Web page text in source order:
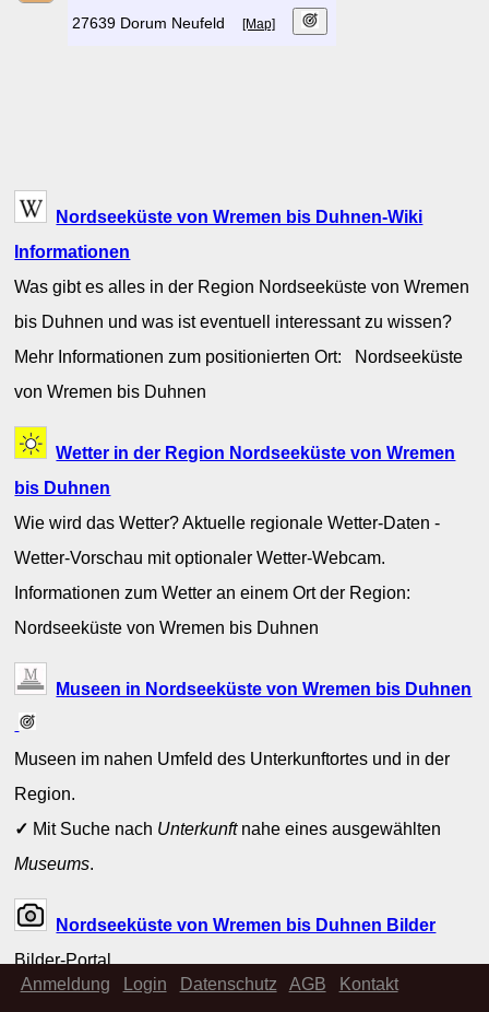
27639 Dorum Neufeld[Map]
Nordseeküste von Wremen bis Duhnen-Wiki
Informationen
Was gibt es alles in der Region Nordseeküste von Wremen
bis Duhnen und was ist eventuell interessant zu wissen?
Mehr Informationen zum positionierten Ort: Nordseeküste
von Wremen bis Duhnen
Wetter in der Region Nordseeküste von Wremen
bis Duhnen
Wie wird das Wetter? Aktuelle regionale Wetter-Daten -
Wetter-Vorschau mit optionaler Wetter-Webcam.
Informationen zum Wetter an einem Ort der Region:
Nordseeküste von Wremen bis Duhnen
Museen in Nordseeküste von Wremen bis Duhnen
Museen im nahen Umfeld des Unterkunftortes und in der
Region.
✓ Mit Suche nach Unterkunftnahe eines ausgewählten
Museums.
Nordseeküste von Wremen bis Duhnen Bilder
Bilder-Portal
Anmeldung Login Datenschutz AGB
Kontakt